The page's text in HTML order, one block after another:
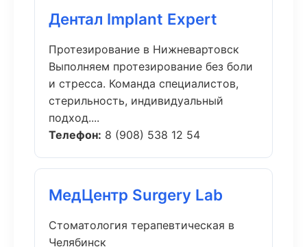
Дентал Implant Expert
Протезирование в Нижневартовск
Выполняем протезирование без боли
и стресса. Команда специалистов,
стерильность, индивидуальный
подход....
Телефон: 8 (908) 538 12 54
МедЦентр Surgery Lab
Стоматология терапевтическая в
Челябинск